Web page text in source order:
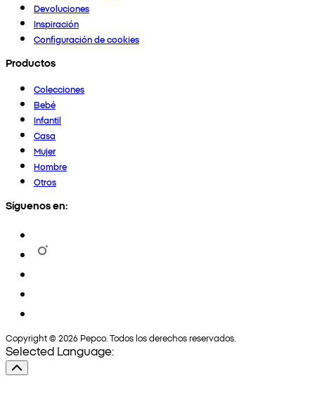
Devoluciones
Inspiración
Configuración de cookies
Productos
Colecciones
Bebé
Infantil
Casa
Mujer
Hombre
Otros
Síguenos en:
Copyright © 2026 Pepco. Todos los derechos reservados.
Selected Language: